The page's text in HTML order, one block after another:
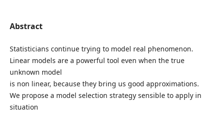
Abstract
Statisticians continue trying to model real phenomenon.
Linear models are a powerful tool even when the true
unknown model
is non linear, because they bring us good approximations.
We propose a model selection strategy sensible to apply in
situation